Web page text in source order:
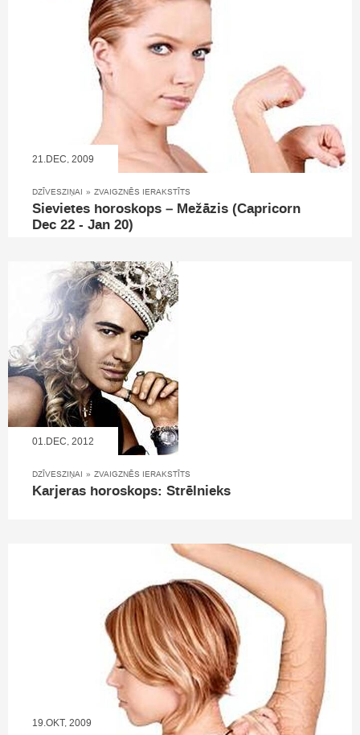
21.DEC, 2009
DZĪVESZIŅAI » ZVAIGZNĒS IERAKSTĪTS
Sievietes horoskops – Mežāzis (Capricorn
Dec 22 - Jan 20)
01.DEC, 2012
DZĪVESZIŅAI » ZVAIGZNĒS IERAKSTĪTS
Karjeras horoskops: Strēlnieks
19.OKT, 2009